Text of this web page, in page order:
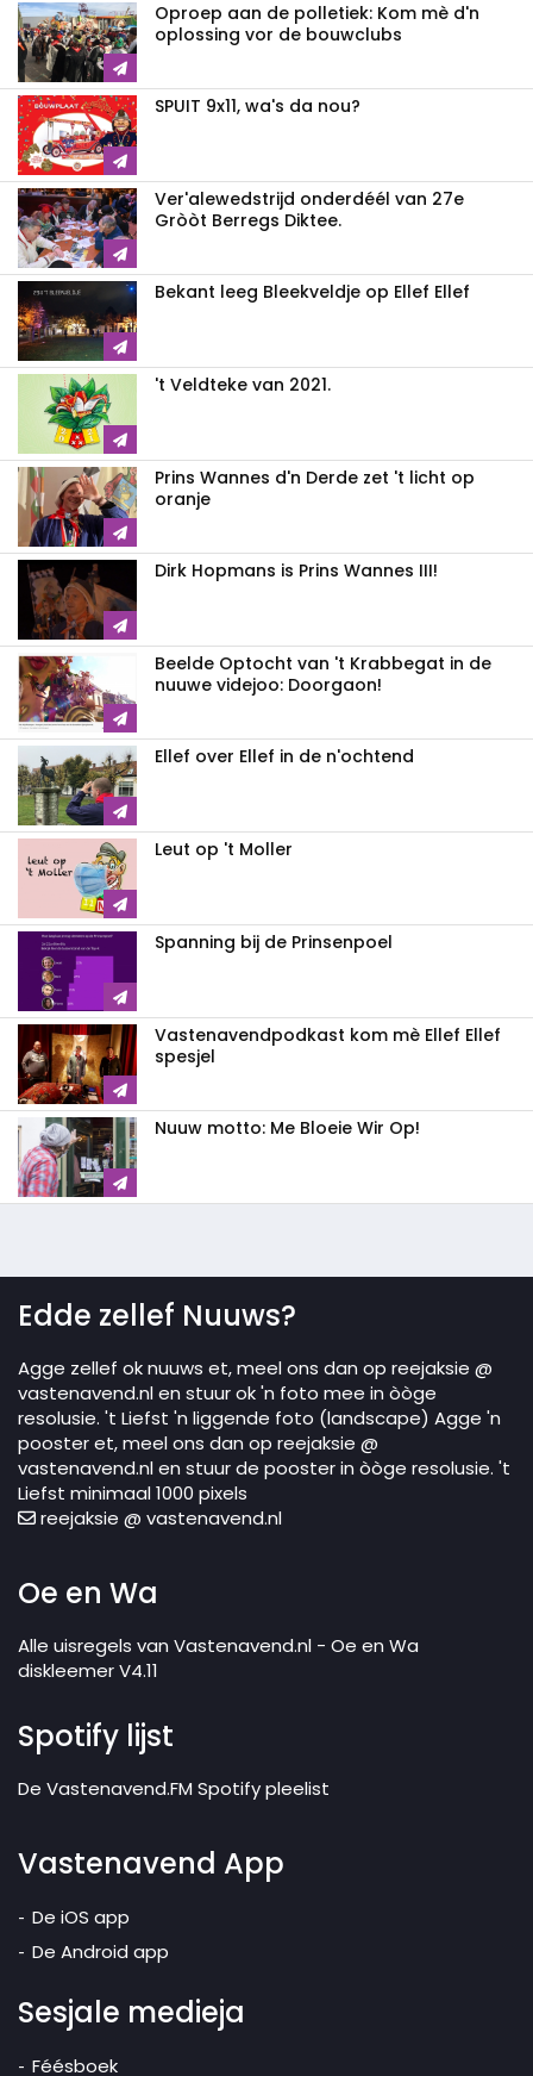
Oproep aan de polletiek: Kom mè d'n
oplossing vor de bouwclubs
SPUIT 9x11, wa's da nou?
Ver'alewedstrijd onderdéél van 27e
Gròòt Berregs Diktee.
Bekant leeg Bleekveldje op Ellef Ellef
't Veldteke van 2021.
Prins Wannes d'n Derde zet 't licht op
oranje
Dirk Hopmans is Prins Wannes III!
Beelde Optocht van 't Krabbegat in de
nuuwe videjoo: Doorgaon!
Ellef over Ellef in de n'ochtend
Leut op 't Moller
Spanning bij de Prinsenpoel
Vastenavendpodkast kom mè Ellef Ellef
spesjel
Nuuw motto: Me Bloeie Wir Op!
Edde zellef Nuuws?
Agge zellef ok nuuws et, meel ons dan op reejaksie @
vastenavend.nl en stuur ok 'n foto mee in òòge
resolusie. 't Liefst 'n liggende foto (landscape) Agge 'n
pooster et, meel ons dan op reejaksie @
vastenavend.nl en stuur de pooster in òòge resolusie. 't
Liefst minimaal 1000 pixels
reejaksie @ vastenavend.nl
Oe en Wa
Alle uisregels van Vastenavend.nl - Oe en Wa
diskleemer V4.11
Spotify lijst
De Vastenavend.FM Spotify pleelist
Vastenavend App
De iOS app
De Android app
Sesjale medieja
Féésboek